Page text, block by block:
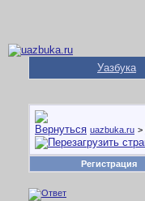
Уазбука
uazbuka.ru >
Регистрация